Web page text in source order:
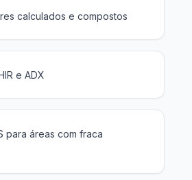
calculados e compostos
e ADX
para áreas com fraca